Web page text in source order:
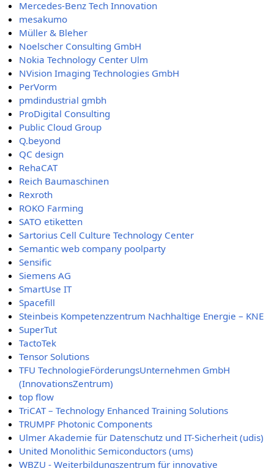
Mercedes-Benz Tech Innovation
mesakumo
Müller & Bleher
Noelscher Consulting GmbH
Nokia Technology Center Ulm
NVision Imaging Technologies GmbH
PerVorm
pmdindustrial gmbh
ProDigital Consulting
Public Cloud Group
Q.beyond
QC design
RehaCAT
Reich Baumaschinen
Rexroth
ROKO Farming
SATO etiketten
Sartorius Cell Culture Technology Center
Semantic web company poolparty
Sensific
Siemens AG
SmartUse IT
Spacefill
Steinbeis Kompetenzzentrum Nachhaltige Energie – KNE
SuperTut
TactoTek
Tensor Solutions
TFU TechnologieFörderungsUnternehmen GmbH
(InnovationsZentrum)
top flow
TriCAT – Technology Enhanced Training Solutions
TRUMPF Photonic Components
Ulmer Akademie für Datenschutz und IT-Sicherheit (udis)
United Monolithic Semiconductors (ums)
WBZU - Weiterbildungszentrum für innovative